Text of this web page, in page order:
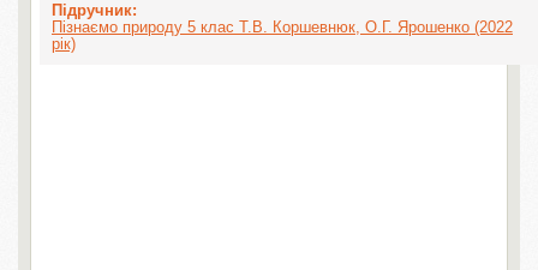
Підручник:
Пізнаємо природу 5 клас Т.В. Коршевнюк, О.Г. Ярошенко (2022
рік)